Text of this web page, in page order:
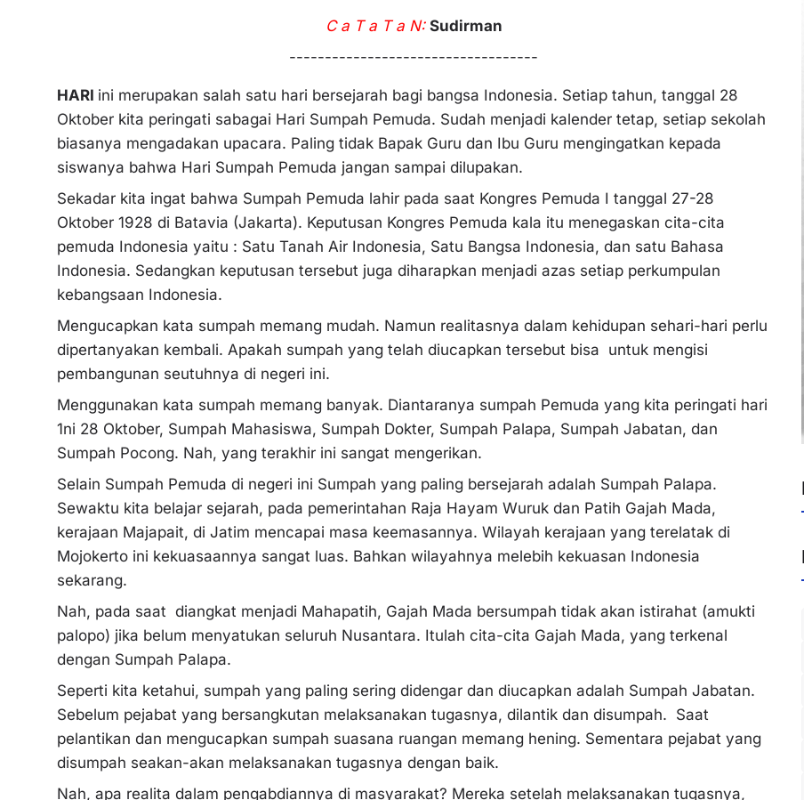
C a T a T a N: Sudirman
-----------------------------------
HARI ini merupakan salah satu hari bersejarah bagi bangsa Indonesia. Setiap tahun, tanggal 28
Oktober kita peringati sabagai Hari Sumpah Pemuda. Sudah menjadi kalender tetap, setiap sekolah
biasanya mengadakan upacara. Paling tidak Bapak Guru dan Ibu Guru mengingatkan kepada
siswanya bahwa Hari Sumpah Pemuda jangan sampai dilupakan.
Sekadar kita ingat bahwa Sumpah Pemuda lahir pada saat Kongres Pemuda I tanggal 27-28
Oktober 1928 di Batavia (Jakarta). Keputusan Kongres Pemuda kala itu menegaskan cita-cita
pemuda Indonesia yaitu : Satu Tanah Air Indonesia, Satu Bangsa Indonesia, dan satu Bahasa
Indonesia. Sedangkan keputusan tersebut juga diharapkan menjadi azas setiap perkumpulan
kebangsaan Indonesia.
Mengucapkan kata sumpah memang mudah. Namun realitasnya dalam kehidupan sehari-hari perlu
dipertanyakan kembali. Apakah sumpah yang telah diucapkan tersebut bisa untuk mengisi
pembangunan seutuhnya di negeri ini.
Menggunakan kata sumpah memang banyak. Diantaranya sumpah Pemuda yang kita peringati hari
1ni 28 Oktober, Sumpah Mahasiswa, Sumpah Dokter, Sumpah Palapa, Sumpah Jabatan, dan
Sumpah Pocong. Nah, yang terakhir ini sangat mengerikan.
Selain Sumpah Pemuda di negeri ini Sumpah yang paling bersejarah adalah Sumpah Palapa.
Sewaktu kita belajar sejarah, pada pemerintahan Raja Hayam Wuruk dan Patih Gajah Mada,
kerajaan Majapait, di Jatim mencapai masa keemasannya. Wilayah kerajaan yang terelatak di
Mojokerto ini kekuasaannya sangat luas. Bahkan wilayahnya melebih kekuasan Indonesia
sekarang.
Nah, pada saat diangkat menjadi Mahapatih, Gajah Mada bersumpah tidak akan istirahat (amukti
palopo) jika belum menyatukan seluruh Nusantara. Itulah cita-cita Gajah Mada, yang terkenal
dengan Sumpah Palapa.
Seperti kita ketahui, sumpah yang paling sering didengar dan diucapkan adalah Sumpah Jabatan.
Sebelum pejabat yang bersangkutan melaksanakan tugasnya, dilantik dan disumpah. Saat
pelantikan dan mengucapkan sumpah suasana ruangan memang hening. Sementara pejabat yang
disumpah seakan-akan melaksanakan tugasnya dengan baik.
Nah, apa realita dalam pengabdiannya di masyarakat? Mereka setelah melaksanakan tugasnya,